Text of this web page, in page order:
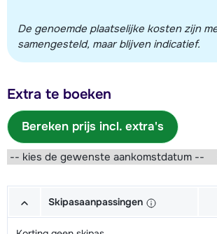
De genoemde plaatselijke kosten zijn
samengesteld, maar blijven indicatief.
Extra te boeken
Bereken prijs incl. extra's
Skipasaanpassingen